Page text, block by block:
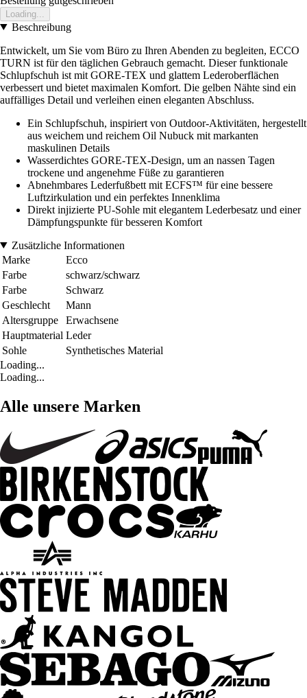
Loading...
Beschreibung
Entwickelt, um Sie vom Büro zu Ihren Abenden zu begleiten, ECCO
TURN ist für den täglichen Gebrauch gemacht. Dieser funktionale
Schlupfschuh ist mit GORE-TEX und glattem Lederoberflächen
verbessert und bietet maximalen Komfort. Die gelben Nähte sind ein
auffälliges Detail und verleihen einen eleganten Abschluss.
Ein Schlupfschuh, inspiriert von Outdoor-Aktivitäten, hergestellt
aus weichem und reichem Oil Nubuck mit markanten
maskulinen Details
Wasserdichtes GORE-TEX-Design, um an nassen Tagen
trockene und angenehme Füße zu garantieren
Abnehmbares Lederfußbett mit ECFS™ für eine bessere
Luftzirkulation und ein perfektes Innenklima
Direkt injizierte PU-Sohle mit elegantem Lederbesatz und einer
Dämpfungspunkte für besseren Komfort
Zusätzliche Informationen
Marke
Ecco
Farbe
schwarz/schwarz
Farbe
Schwarz
Geschlecht
Mann
Altersgruppe
Erwachsene
Hauptmaterial Leder
Sohle
Synthetisches Material
Loading...
Loading...
Alle unsere Marken